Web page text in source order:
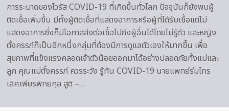
การระบาดของไวรัส COVID-19 ที่เกิดขึ้นทั่วโลก ปัจจุบันก็ยังพบผู้
ติดเชื้อเพิ่มขึ้น มีทั้งผู้ติดเชื้อที่แสดงอาการหรือผู้ที่ได้รับเชื้อแต่ไม่
แสดงอาการซึ่งก็มีโอกาสส่งต่อเชื้อไปถึงผู้อื่นได้โดยไม่รู้ตัว และหญิง
ตั้งครรภ์ก็เป็นอีกหนึ่งกลุ่มที่ต้องมีการดูแลตัวเองให้มากขึ้น เพื่อ
สุขภาพที่แข็งแรงคลอดเจ้าตัวน้อยออกมาได้อย่างปลอดภัยทั้งแม่และ
ลูก คุณแม่ตั้งครรภ์ ควรระวัง รู้ทัน COVID-19 นายแพทย์ร่มไทร
เลิศเพียรพิทยกุล สูติ –…